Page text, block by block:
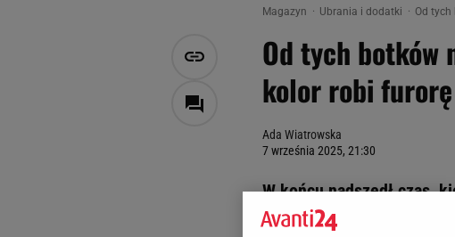
Magazyn Ubrania i dodatki Od
Od tych botków
kolor robi
Ada Wiatrowska
7 września 2025, 21:30
W końcu nadszedł czas,
szpilek! W Eobuwie i